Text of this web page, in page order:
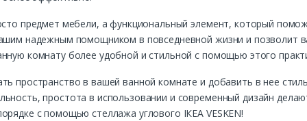
предмет мебели, а функциональный элемент, который
надежным помощником в повседневной жизни и позволит
комнату более удобной и стильной с помощью этого
пространство в вашей ванной комнате и добавить в нее
простота в использовании и современный дизайн
с помощью стеллажа углового ІКЕА VESKEN!